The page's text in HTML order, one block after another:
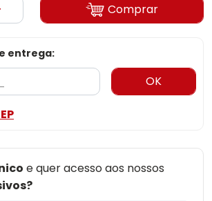
Comprar
entrega:
OK
e quer acesso aos nossos